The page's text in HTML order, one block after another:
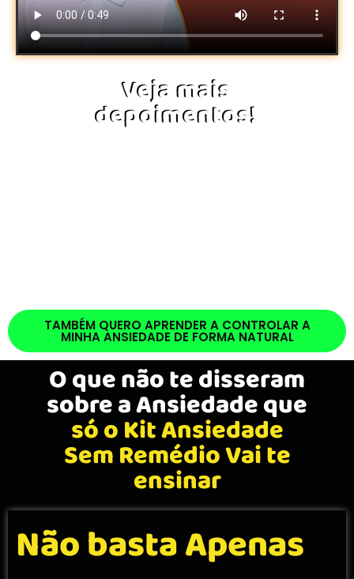
Veja mais
depoimentos!
TAMBÉM QUERO APRENDER A CONTROLAR A
MINHA ANSIEDADE DE FORMA NATURAL
O que não te disseram
sobre a Ansiedade que
só o Kit Ansiedade
Sem Remédio Vai te
ensinar
Não basta Apenas